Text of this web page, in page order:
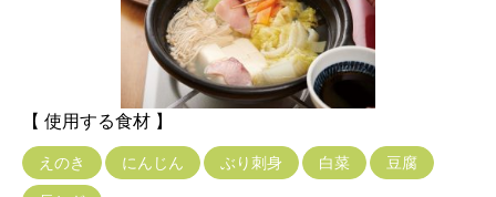
【 使用する食材 】
えのき にんじん ぶり刺身 白菜 豆腐